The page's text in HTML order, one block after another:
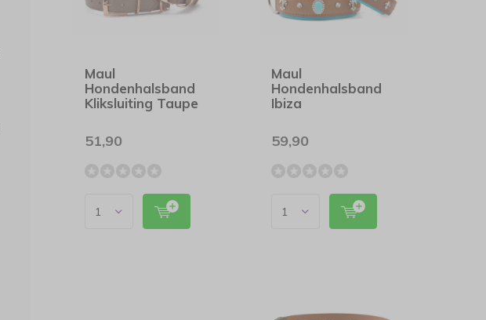
Maul
Hondenhalsband
Kliksluiting Taupe
51,90
Maul
Hondenhalsband
Ibiza
59,90